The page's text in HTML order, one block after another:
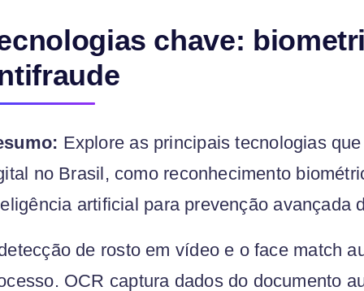
chave:
Explore as principais tecnologias
no Brasil, como reconhecimento
artificial para prevenção avançada
de rosto em vídeo e o face match
OCR captura dados do documento